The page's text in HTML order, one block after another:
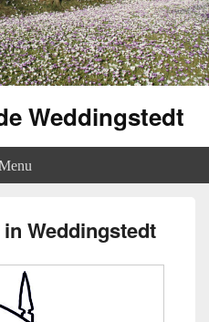
Weddingstedt
Weddingstedt